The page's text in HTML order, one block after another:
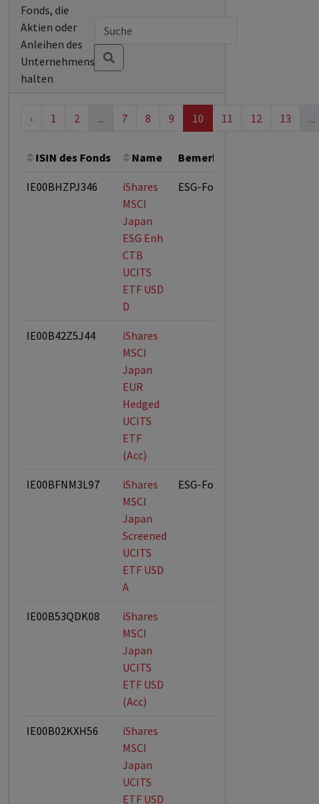
Fonds, die
Aktien oder
Anleihen des
Unternehmens
halten
‹ 1 2 ... 7 8 9 10 11 12 13 ...
ISIN des Fonds Name Bemerkung
IE00BHZPJ346
iShares
MSCI
Japan
ESG Enh
CTB
UCITS
ETF USD
D
ESG-Fonds
IE00B42Z5J44
iShares
MSCI
Japan
EUR
Hedged
UCITS
ETF
(Acc)
IE00BFNM3L97
iShares
MSCI
Japan
Screened
UCITS
ETF USD
A
ESG-Fonds
IE00B53QDK08
iShares
MSCI
Japan
UCITS
ETF USD
(Acc)
IE00B02KXH56
iShares
MSCI
Japan
UCITS
ETF USD